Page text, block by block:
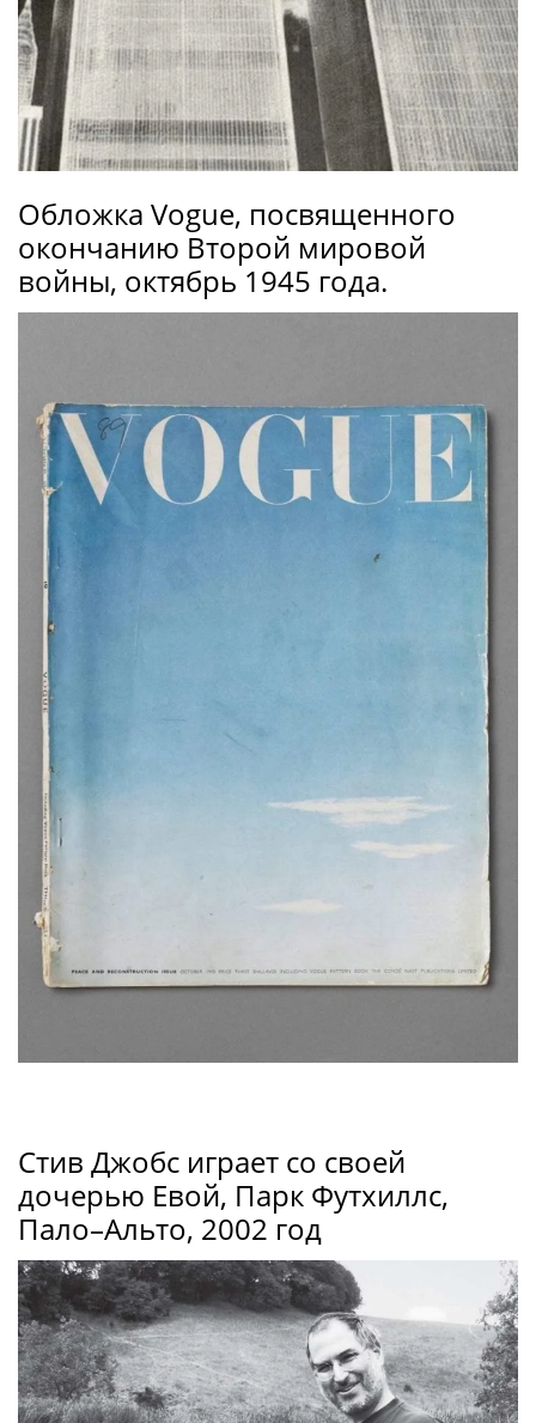
Обложка Vogue, посвященного
окончанию Второй мировой
войны, октябрь 1945 года.
Стив Джобс играет со своей
дочерью Евой, Парк Футхиллс,
Пало–Альто, 2002 год